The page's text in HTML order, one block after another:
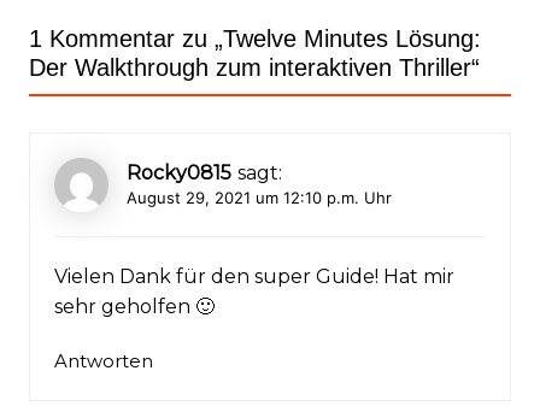
1 Kommentar zu „Twelve Minutes Lösung:
Der Walkthrough zum interaktiven Thriller“
Rocky0815 sagt:
August 29, 2021 um 12:10 p.m. Uhr
Vielen Dank für den super Guide! Hat mir
sehr geholfen 🙂
Antworten